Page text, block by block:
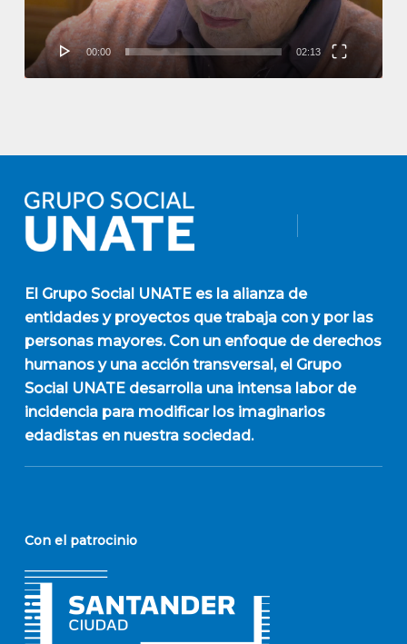
00:00 02:13
El Grupo Social UNATEes la alianza de
entidades y proyectos que trabaja con y por las
personas mayores. Con un enfoque de derechos
humanos y una acción transversal, el Grupo
Social UNATE desarrolla una intensa labor de
incidencia para modificar los imaginarios
edadistas en nuestra sociedad.
Con el patrocinio